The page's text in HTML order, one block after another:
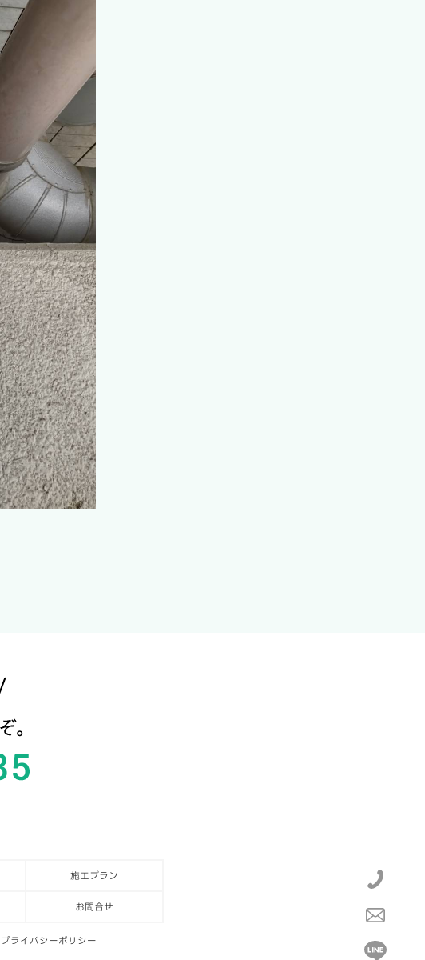
施工プラン
お問合せ
プライバシーポリシー